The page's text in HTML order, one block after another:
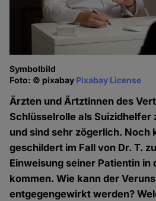
Symbolbild
Foto: © pixabay Pixabay License
Ärzten und Ärtztinnen des
Schlüsselrolle als Suizidhelfer
und sind sehr zögerlich. Noch
geschildert im Fall von Dr. T.
Einweisung seiner Patientin in
kommen. Wie kann der
entgegengewirkt werden?